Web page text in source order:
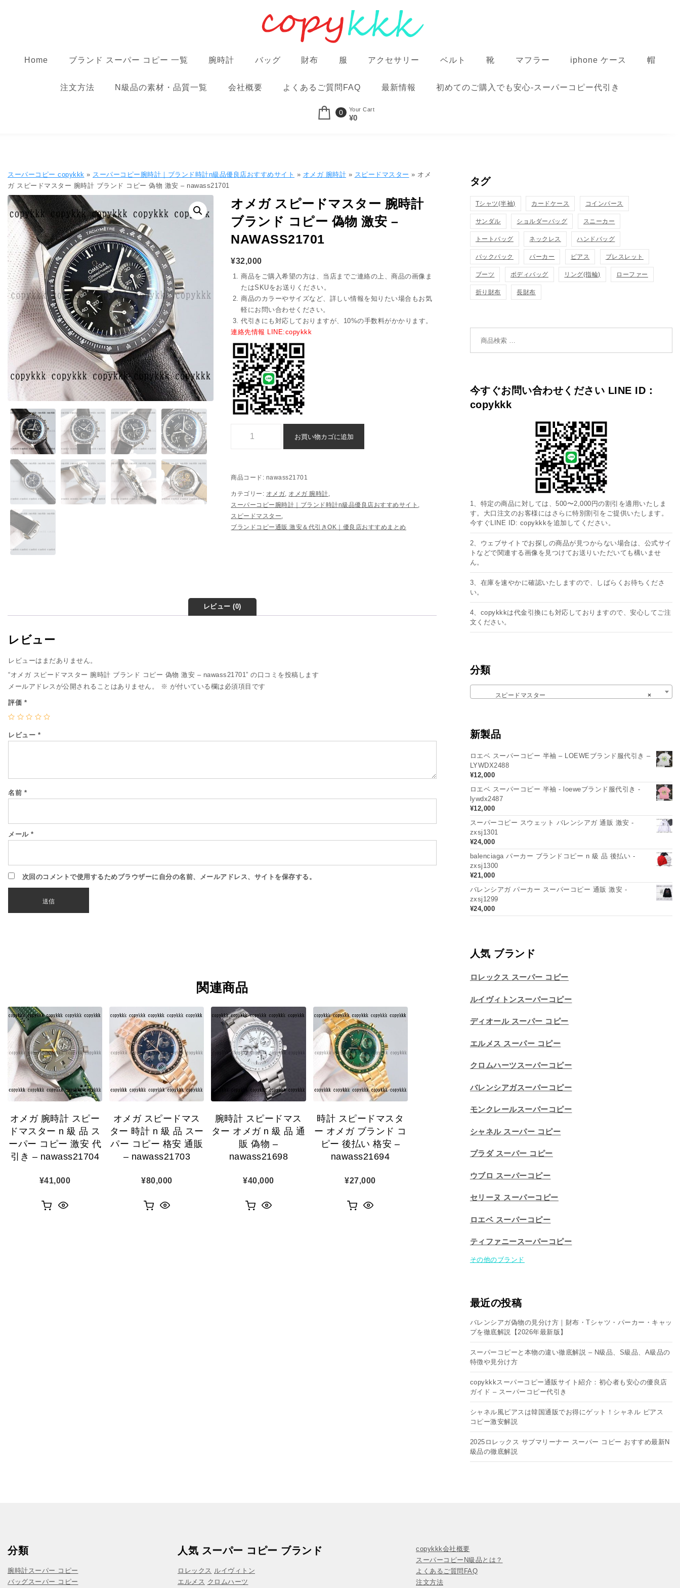
Home ブランド スーパー コピー 一覧 腕時計 バッグ 財布 服 アクセサリー ベルト 靴 マフラー iphone ケース 帽
注文方法 N級品の素材・品質一覧 会社概要 よくあるご質問FAQ 最新情報 初めてのご購入でも安心-スーパーコピー代引き
0 Your Cart
¥0
スーパーコピー copykkk » スーパーコピー腕時計｜ブランド時計n級品優良店おすすめサイト » オメガ 腕時計 » スピードマスター » オメ
ガ スピードマスター 腕時計 ブランド コピー 偽物 激安 – nawass21701
オメガ スピードマスター 腕時計
ブランド コピー 偽物 激安 –
NAWASS21701
¥32,000
商品をご購入希望の方は、当店までご連絡の上、商品の画像ま
たはSKUをお送りください。
商品のカラーやサイズなど、詳しい情報を知りたい場合もお気
軽にお問い合わせください。
代引きにも対応しておりますが、10%の手数料がかかります。
連絡先情報 LINE:copykkk
お買い物カゴに追加
商品コード: nawass21701
カテゴリー: オメガ オメガ 腕時計
スーパーコピー腕時計｜ブランド時計n級品優良店おすすめサイト
スピードマスター
ブランドコピー通販 激安＆代引きOK｜優良店おすすめまとめ
レビュー (0)
レビュー
レビューはまだありません。
“オメガ スピードマスター 腕時計 ブランド コピー 偽物 激安 – nawass21701” の口コミを投稿します
メールアドレスが公開されることはありません。
※ が付いている欄は必須項目です
評価 *
レビュー *
名前 *
メール *
次回のコメントで使用するためブラウザーに自分の名前、メールアドレス、サイトを保存する。
関連商品
オメガ 腕時計 スピー
ドマスター n 級 品 ス
ーパー コピー 激安 代
引き – nawass21704
¥41,000
オメガ スピードマス
ター 時計 n 級 品 スー
パー コピー 格安 通販
– nawass21703
¥80,000
腕時計 スピードマス
ター オメガ n 級 品 通
販 偽物 –
nawass21698
¥40,000
時計 スピードマスタ
ー オメガ ブランド コ
ピー 後払い 格安 –
nawass21694
¥27,000
タグ
Tシャツ(半袖) カードケース コインパース
サンダル ショルダーバッグ スニーカー
トートバッグ ネックレス ハンドバッグ
バックパック パーカー ピアス ブレスレット
ブーツ ボディバッグ リング(指輪) ローファー
折り財布 長財布
今すぐお問い合わせください LINE ID：
copykkk
1、特定の商品に対しては、500〜2,000円の割引を適用いたしま
す。大口注文のお客様にはさらに特別割引をご提供いたします。
今すぐLINE ID: copykkkを追加してください。
2、ウェブサイトでお探しの商品が見つからない場合は、公式サイ
トなどで関連する画像を見つけてお送りいただいても構いませ
ん。
3、在庫を速やかに確認いたしますので、しばらくお待ちくださ
い。
4、copykkkは代金引換にも対応しておりますので、安心してご注
文ください。
分類
×
スピードマスター
新製品
ロエベ スーパーコピー 半袖 – LOEWEブランド服代引き –
LYWDX2488
¥12,000
ロエベ スーパーコピー 半袖 - loeweブランド服代引き -
lywdx2487
¥12,000
スーパーコピー スウェット バレンシアガ 通販 激安 -
zxsj1301
¥24,000
balenciaga パーカー ブランドコピー n 級 品 後払い -
zxsj1300
¥21,000
バレンシアガ パーカー スーパーコピー 通販 激安 -
zxsj1299
¥24,000
人気 ブランド
ロレックス スーパー コピー
ルイヴィトンスーパーコピー
ディオール スーパー コピー
エルメス スーパー コピー
クロムハーツスーパーコピー
バレンシアガスーパーコピー
モンクレールスーパーコピー
シャネル スーパー コピー
プラダ スーパー コピー
ウブロ スーパーコピー
セリーヌ スーパーコピー​
ロエベ スーパーコピー
ティファニースーパーコピー
その他のブランド
最近の投稿
バレンシアガ偽物の見分け方｜財布・Tシャツ・パーカー・キャッ
プを徹底解説【2026年最新版】
スーパーコピーと本物の違い徹底解説 – N級品、S級品、A級品の
特徴や見分け方
copykkkスーパーコピー通販サイト紹介：初心者も安心の優良店
ガイド – スーパーコピー代引き
シャネル風ピアスは韓国通販でお得にゲット！シャネル ピアス
コピー​激安解説
2025ロレックス サブマリーナー スーパー コピー おすすめ最新N
級品の徹底解説
分類
腕時計スーパー コピー
バッグスーパー コピー
人気 スーパー コピー ブランド
ロレックス ルイヴィトン
エルメス クロムハーツ
copykkk会社概要
スーパーコピーN級品とは？
よくあるご質問FAQ
注文方法